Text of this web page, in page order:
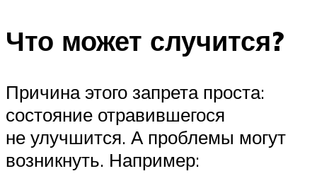
Что может случится?
Причина этого запрета проста:
состояние отравившегося
не улучшится. А проблемы могут
возникнуть. Например: